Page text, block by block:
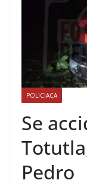
POLICIACA
Se
Pedro